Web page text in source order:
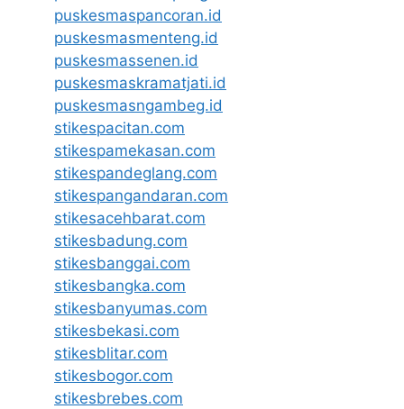
puskesmaspancoran.id
puskesmasmenteng.id
puskesmassenen.id
puskesmaskramatjati.id
puskesmasngambeg.id
stikespacitan.com
stikespamekasan.com
stikespandeglang.com
stikespangandaran.com
stikesacehbarat.com
stikesbadung.com
stikesbanggai.com
stikesbangka.com
stikesbanyumas.com
stikesbekasi.com
stikesblitar.com
stikesbogor.com
stikesbrebes.com